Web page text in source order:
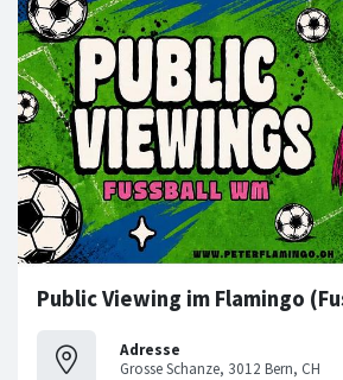
Public Viewing im Flamingo
Adresse
Grosse Schanze, 3012 Bern, CH